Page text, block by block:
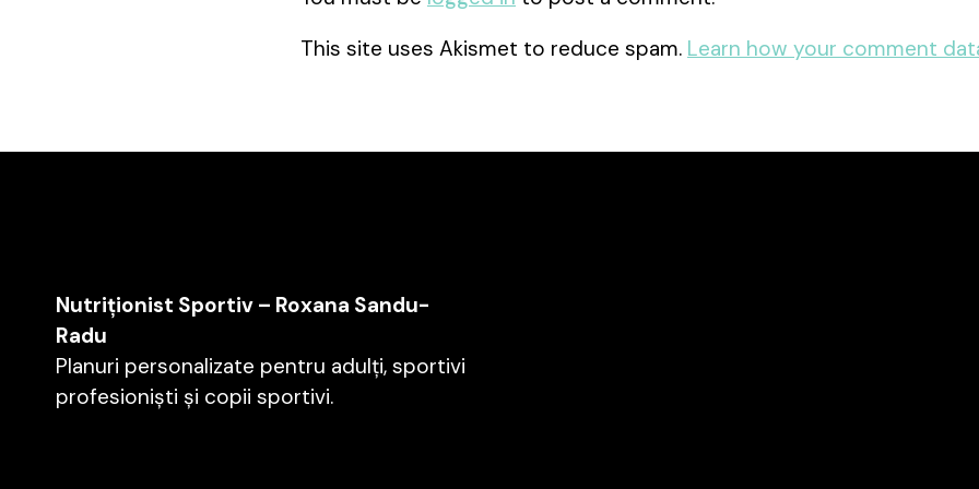
This site uses Akismet to reduce spam. Learn how your comment
Nutriționist Sportiv – Roxana Sandu-
Radu
Planuri personalizate pentru adulți, sportivi
profesioniști și copii sportivi.